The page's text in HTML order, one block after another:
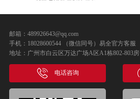
邮箱：489926643@qq.com
手机：18028600544 （微信同号）易全官方客服
地址：广州市白云区万达广场A区A1栋802-803房
电话咨询